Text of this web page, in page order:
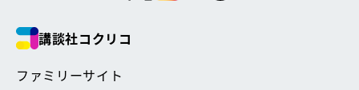
講談社コクリコ
ファミリーサイト